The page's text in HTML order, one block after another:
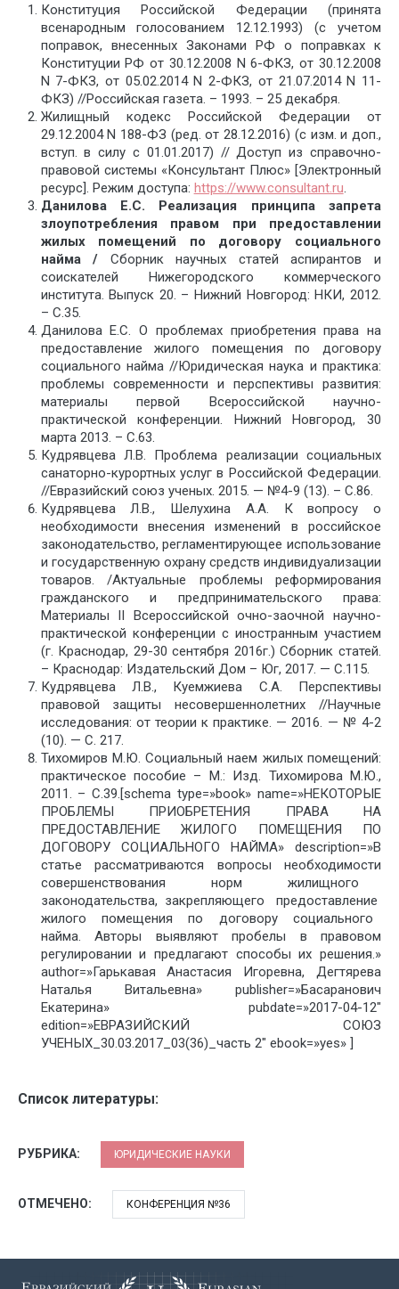
Конституция Российской Федерации (принята
всенародным голосованием 12.12.1993) (с учетом
поправок, внесенных Законами РФ о поправках к
Конституции РФ от 30.12.2008 N 6-ФКЗ, от 30.12.2008
N 7-ФКЗ, от 05.02.2014 N 2-ФКЗ, от 21.07.2014 N 11-
ФКЗ) //Российская газета. – 1993. – 25 декабря.
Жилищный кодекс Российской Федерации от
29.12.2004 N 188-ФЗ (ред. от 28.12.2016) (с изм. и доп.,
вступ. в силу с 01.01.2017) // Доступ из справочно-
правовой системы «Консультант Плюс» [Электронный
ресурс]. Режим доступа: https://www.consultant.ru
Данилова Е.С. Реализация принципа запрета
злоупотребления правом при предоставлении
жилых помещений по договору социального
найма/ Сборник научных статей аспирантов и
соискателей Нижегородского коммерческого
института. Выпуск 20. – Нижний Новгород: НКИ, 2012.
– C.35.
Данилова Е.С. О проблемах приобретения права на
предоставление жилого помещения по договору
социального найма //Юридическая наука и практика:
проблемы современности и перспективы развития:
материалы первой Всероссийской научно-
практической конференции. Нижний Новгород, 30
марта 2013. – C.63.
Кудрявцева Л.В. Проблема реализации социальных
санаторно-курортных услуг в Российской Федерации.
//Евразийский союз ученых. 2015. — №4-9 (13). – С.86.
Кудрявцева Л.В., Шелухина А.А. К вопросу о
необходимости внесения изменений в российское
законодательство, регламентирующее использование
и государственную охрану средств индивидуализации
товаров. /Актуальные проблемы реформирования
гражданского и предпринимательского права:
Материалы II Всероссийской очно-заочной научно-
практической конференции с иностранным участием
(г. Краснодар, 29-30 сентября 2016г.) Сборник статей.
– Краснодар: Издательский Дом – Юг, 2017. — С.115.
Кудрявцева Л.В., Куемжиева С.А. Перспективы
правовой защиты несовершеннолетних //Научные
исследования: от теории к практике. — 2016. — № 4-2
(10). — С. 217.
Тихомиров М.Ю. Социальный наем жилых помещений:
практическое пособие – М.: Изд. Тихомирова М.Ю.,
2011. – C.39.[schema type=»book» name=»НЕКОТОРЫЕ
ПРОБЛЕМЫ ПРИОБРЕТЕНИЯ ПРАВА НА
ПРЕДОСТАВЛЕНИЕ ЖИЛОГО ПОМЕЩЕНИЯ ПО
ДОГОВОРУ СОЦИАЛЬНОГО НАЙМА» description=»В
статье рассматриваются вопросы необходимости
совершенствования ‏ㅤ норм ‏ㅤ жилищного ‏ㅤ
законодательства, ‏ㅤ закрепляющего ‏ㅤ ‏ㅤ предоставление ‏ㅤ
жилого ‏ㅤ помещения ‏ㅤ по ‏ㅤ договору ‏ㅤ социального ‏ㅤ
найма. Авторы выявляют пробелы в правовом
регулировании и предлагают способы их решения.»
author=»Гарькавая Анастасия Игоревна, Дегтярева
Наталья Витальевна» publisher=»Басаранович
Екатерина» pubdate=»2017-04-12″
edition=»ЕВРАЗИЙСКИЙ СОЮЗ
УЧЕНЫХ_30.03.2017_03(36)_часть 2″ ebook=»yes» ]
Список литературы:
РУБРИКА: ЮРИДИЧЕСКИЕ НАУКИ
ОТМЕЧЕНО: КОНФЕРЕНЦИЯ №36